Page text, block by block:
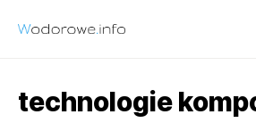
technologie